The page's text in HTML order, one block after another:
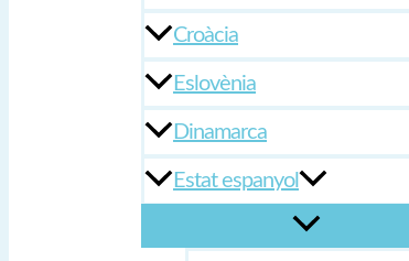
Croàcia
Eslovènia
Dinamarca
Estat espanyol